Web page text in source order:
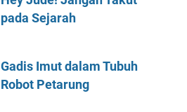
pada Sejarah
Gadis Imut dalam Tubuh
Robot Petarung